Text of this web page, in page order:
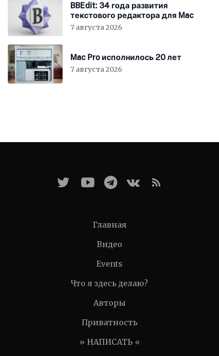
BBEdit: 34 года развития
текстового редактора для Mac
7 августа 2026
Mac Pro исполнилось 20 лет
7 августа 2026
Главная
Видео
Events
Что я здесь делаю?
Авторы
Приватность
» НАПИСАТЬ «